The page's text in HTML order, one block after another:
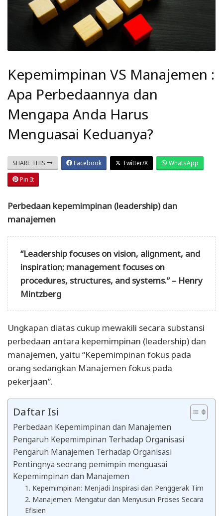
Kepemimpinan VS Manajemen :
Apa Perbedaannya dan
Mengapa Anda Harus
Menguasai Keduanya?
SHARE THIS Facebook Twitter/X
WhatsApp
Pin It
Perbedaan kepemimpinan (leadership) dan
manajemen
“Leadership focuses on vision, alignment, and
inspiration; management focuses on
procedures, structures, and systems.” – Henry
Mintzberg
Ungkapan diatas cukup mewakili secara substansi
perbedaan antara kepemimpinan (leadership) dan
manajemen, yaitu “Kepemimpinan fokus pada
orang sedangkan Manajemen fokus pada
pekerjaan”.
Daftar Isi
Perbedaan Kepemimpinan dan Manajemen
Pengaruh Kepemimpinan Terhadap Organisasi
Pengaruh Manajemen Terhadap Organisasi
Pentingnya seorang pemimpin menguasai
Kepemimpinan dan Manajemen
1. Kepemimpinan: Menjadi Inspirasi dan Penggerak Tim
2. Manajemen: Mengatur dan Menyusun Proses Secara
Efisien